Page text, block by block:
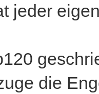
jeder
die